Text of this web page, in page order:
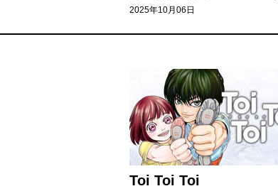
2025年10月06日
Toi Toi Toi